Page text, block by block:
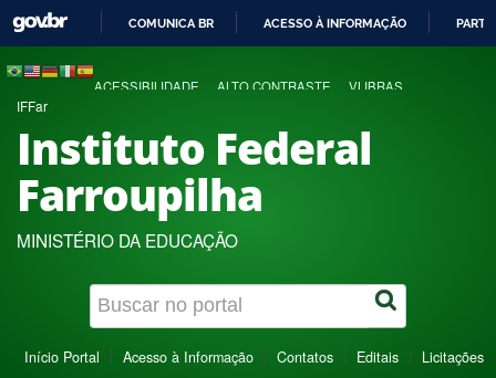
COMUNICA BR ACESSO À INFORMAÇÃO
ACESSIBILIDADE ALTO CONTRASTE VLIBRAS
IFFar
Instituto Federal
Farroupilha
MINISTÉRIO DA EDUCAÇÃO
Início Portal Acesso à Informação Contatos Editais Licitações